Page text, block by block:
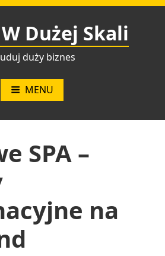
Dużej Skali
duży biznes
MENU
SPA –
na